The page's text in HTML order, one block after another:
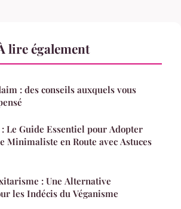
lire également
: des conseils auxquels vous
Le Guide Essentiel pour Adopter
Minimaliste en Route avec Astuces
: Une Alternative
les Indécis du Véganisme